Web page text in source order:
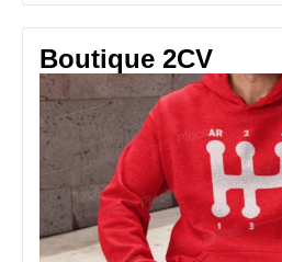
sur
la
du
produit
Boutique 2CV